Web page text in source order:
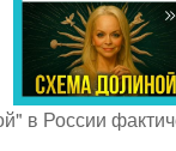
в России